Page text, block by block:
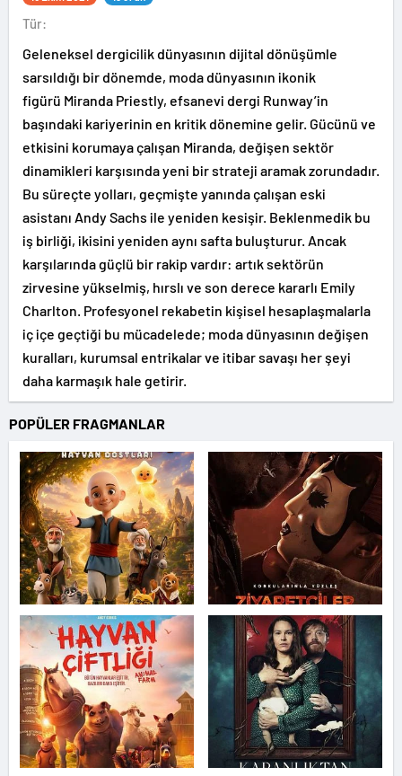
Tür:
Geleneksel dergicilik dünyasının dijital dönüşümle
sarsıldığı bir dönemde, moda dünyasının ikonik
figürü Miranda Priestly, efsanevi dergi Runway’in
başındaki kariyerinin en kritik dönemine gelir. Gücünü ve
etkisini korumaya çalışan Miranda, değişen sektör
dinamikleri karşısında yeni bir strateji aramak zorundadır.
Bu süreçte yolları, geçmişte yanında çalışan eski
asistanı Andy Sachs ile yeniden kesişir. Beklenmedik bu
iş birliği, ikisini yeniden aynı safta buluşturur. Ancak
karşılarında güçlü bir rakip vardır: artık sektörün
zirvesine yükselmiş, hırslı ve son derece kararlı Emily
Charlton. Profesyonel rekabetin kişisel hesaplaşmalarla
iç içe geçtiği bu mücadelede; moda dünyasının değişen
kuralları, kurumsal entrikalar ve itibar savaşı her şeyi
daha karmaşık hale getirir.
POPÜLER FRAGMANLAR